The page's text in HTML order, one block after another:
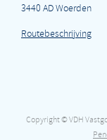
3440 AD Woerden
Routebeschrijving
Copyright © VDH